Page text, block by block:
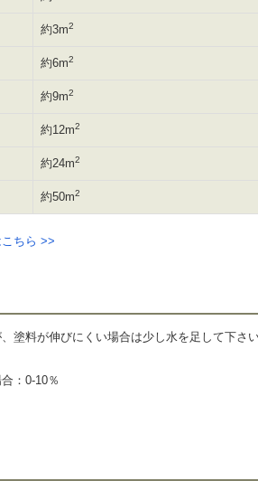
約3m2
約6m2
約9m2
約12m2
約24m2
約50m2
ちら >>
塗料が伸びにくい場合は少し水を足して下さ
：0-10％